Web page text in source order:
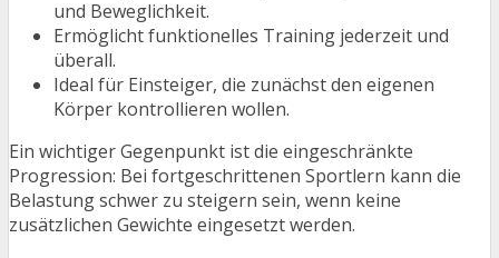
und Beweglichkeit.
Ermöglicht funktionelles Training jederzeit und
überall.
Ideal für Einsteiger, die zunächst den eigenen
Körper kontrollieren wollen.
Ein wichtiger Gegenpunkt ist die eingeschränkte
Progression: Bei fortgeschrittenen Sportlern kann die
Belastung schwer zu steigern sein, wenn keine
zusätzlichen Gewichte eingesetzt werden.